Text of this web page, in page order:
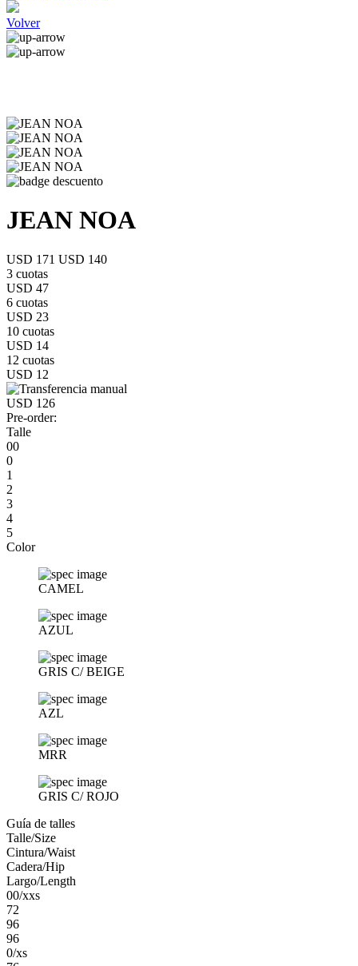
Volver
JEAN NOA
USD 171 USD 140
3 cuotas
USD 47
6 cuotas
USD 23
10 cuotas
USD 14
12 cuotas
USD 12
USD 126
Pre-order:
Talle
00
0
1
2
3
4
5
Color
CAMEL
AZUL
GRIS C/ BEIGE
AZL
MRR
GRIS C/ ROJO
Guía de talles
Talle/Size
Cintura/Waist
Cadera/Hip
Largo/Length
00/xxs
72
96
96
0/xs